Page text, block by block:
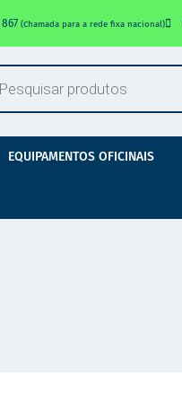
867 (Chamada para a rede fixa nacional)
EQUIPAMENTOS OFICINAIS